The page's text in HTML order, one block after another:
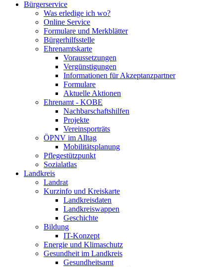
Bürgerservice
Was erledige ich wo?
Online Service
Formulare und Merkblätter
Bürgerhilfsstelle
Ehrenamtskarte
Voraussetzungen
Vergünstigungen
Informationen für Akzeptanzpartner
Formulare
Aktuelle Aktionen
Ehrenamt - KOBE
Nachbarschaftshilfen
Projekte
Vereinsporträts
ÖPNV im Alltag
Mobilitätsplanung
Pflegestützpunkt
Sozialatlas
Landkreis
Landrat
Kurzinfo und Kreiskarte
Landkreisdaten
Landkreiswappen
Geschichte
Bildung
IT-Konzept
Energie und Klimaschutz
Gesundheit im Landkreis
Gesundheitsamt